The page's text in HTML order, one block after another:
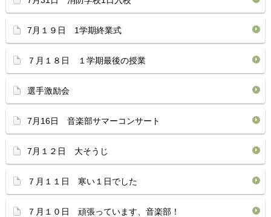
7月１９日 1学期終業式
７月１８日 １学期最後の授業
選手激励会
7月16日 音楽部サマーコンサート
7月１２日 大そうじ
７月１１日 寒い１日でした
７月１０日 頑張っています、音楽部！